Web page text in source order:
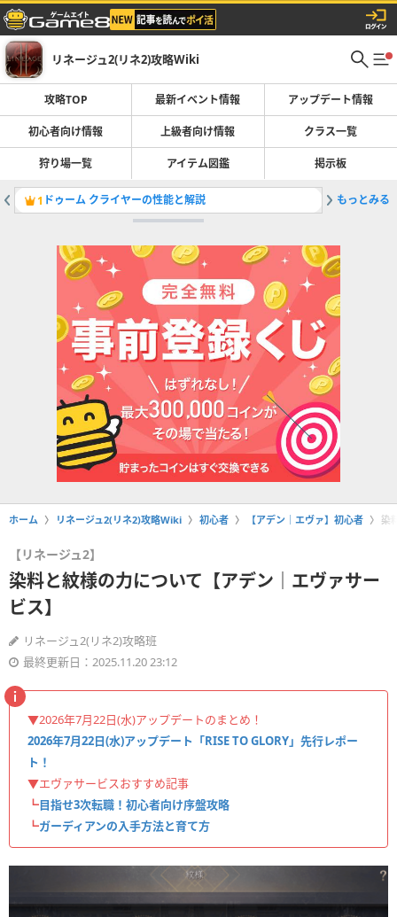
リネージュ2(リネ2)攻略Wiki
攻略TOP 最新イベント情報 アップデート情報
初心者向け情報 上級者向け情報 クラス一覧
狩り場一覧 アイテム図鑑 掲示板
1 ドゥーム クライヤーの性能と解説 2クラス一
もっとみる
ホーム リネージュ2(リネ2)攻略Wiki 初心者 【アデン｜エヴァ】初心者 染
【リネージュ2】
染料と紋様の力について【アデン｜エヴァサー
ビス】
リネージュ2(リネ2)攻略班
最終更新日：2025.11.20 23:12
▼2026年7月22日(水)アップデートのまとめ！
2026年7月22日(水)アップデート「RISE TO GLORY」先行レポー
ト！
▼エヴァサービスおすすめ記事
┗目指せ3次転職！初心者向け序盤攻略
┗ガーディアンの入手方法と育て方